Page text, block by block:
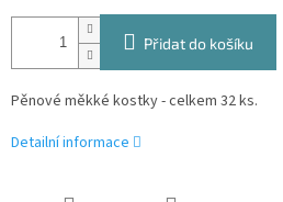
Přidat do košíku
Pěnové měkké kostky - celkem 32 ks.
Detailní informace